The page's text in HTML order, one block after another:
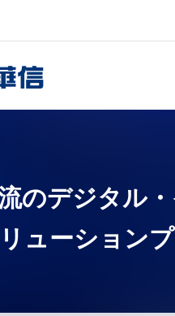
のデジタル
ューション